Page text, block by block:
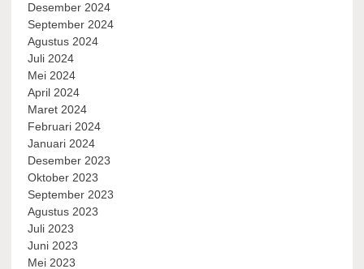
Desember 2024
September 2024
Agustus 2024
Juli 2024
Mei 2024
April 2024
Maret 2024
Februari 2024
Januari 2024
Desember 2023
Oktober 2023
September 2023
Agustus 2023
Juli 2023
Juni 2023
Mei 2023